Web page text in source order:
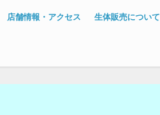
店舗情報・アクセス 生体販売について